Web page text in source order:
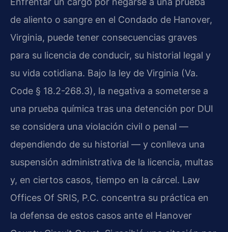
de aliento o sangre en el Condado de Hanover,
Virginia, puede tener consecuencias graves
para su licencia de conducir, su historial legal y
su vida cotidiana. Bajo la ley de Virginia (Va.
Code § 18.2-268.3), la negativa a someterse a
una prueba química tras una detención por DUI
se considera una violación civil o penal —
dependiendo de su historial — y conlleva una
suspensión administrativa de la licencia, multas
y, en ciertos casos, tiempo en la cárcel. Law
Offices Of SRIS, P.C. concentra su práctica en
la defensa de estos casos ante el Hanover